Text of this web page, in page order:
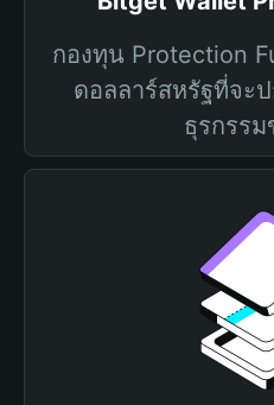
กองทุน Protection
ดอลลาร์สหรัฐที่จะ
ธุรกรร